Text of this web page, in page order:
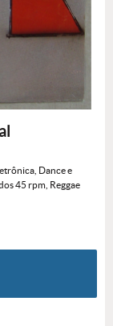
Dance e
45 rpm Reggae